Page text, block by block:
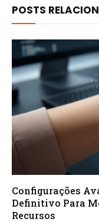
POSTS
Configurações
Definitivo Para
Recursos